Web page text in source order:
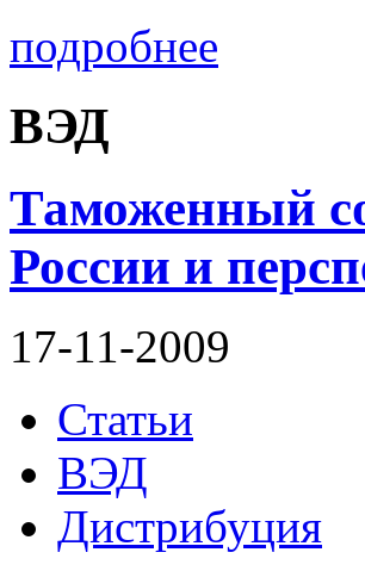
подробнее
ВЭД
Таможенный
России и
17-11-2009
Статьи
ВЭД
Дистрибуция